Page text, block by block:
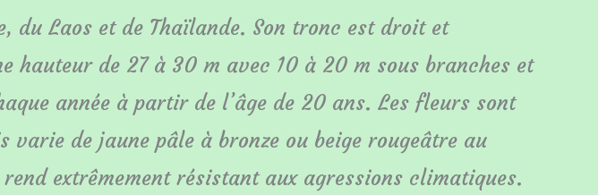
Laos et de Thaïlande. Son tronc est droit et
hauteur de 27 à 30 m avec 10 à 20 m sous branches et
année à partir de l’âge de 20 ans. Les fleurs sont
varie de jaune pâle à bronze ou beige rougeâtre au
extrêmement résistant aux agressions climatiques.